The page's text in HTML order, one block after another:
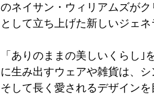
のネイサン・ウィリアムズが
として立ち上げた新しいジェ
「ありのままの美しいくらし｣
に生み出すウェアや雑貨は、シ
そして長く愛されるデザインを